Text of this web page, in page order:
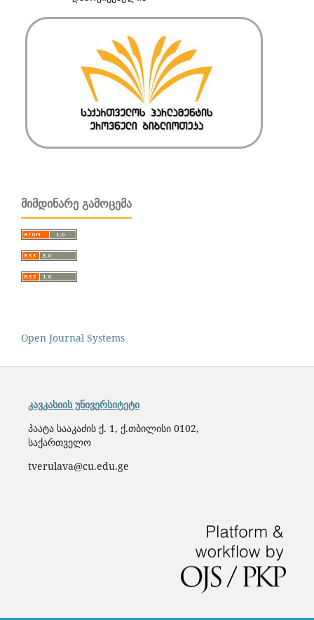
ᲛᲘᲛᲓᲘᲜᲐᲠᲔ ᲒᲐᲛᲝᲪᲔᲛᲐ
Open Journal Systems
კავკასიის უნივერსიტეტი
პაატა სააკაძის ქ. 1, ქ.თბილისი 0102,
საქართველო
tverulava@cu.edu.ge